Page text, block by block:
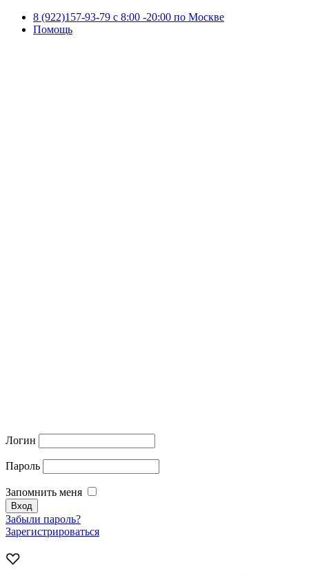
8 (922)157-93-79 c 8:00 -20:00 по Москве
Помощь
Логин
Пароль
Запомнить меня
Забыли пароль?
Зарегистрироваться